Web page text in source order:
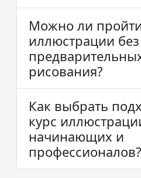
Можно ли
иллюстрации без
рисования?
Как выбрать
курс
начинающих и
профессионалов?